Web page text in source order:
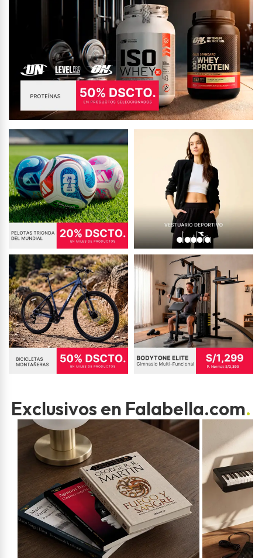
Exclusivos en Falabella.com.